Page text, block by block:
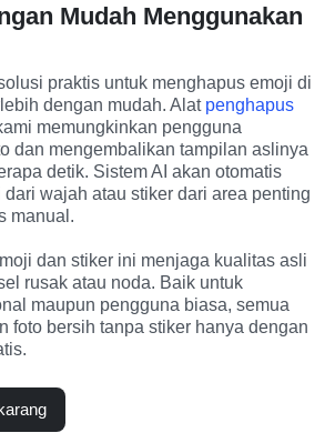
Mudah Menggunakan
praktis untuk menghapus emoji di
dengan mudah. Alat penghapus
memungkinkan pengguna
dan mengembalikan tampilan aslinya
detik. Sistem AI akan otomatis
wajah atau stiker dari area penting
manual.
dan stiker ini menjaga kualitas asli
rusak atau noda. Baik untuk
maupun pengguna biasa, semua
foto bersih tanpa stiker hanya dengan